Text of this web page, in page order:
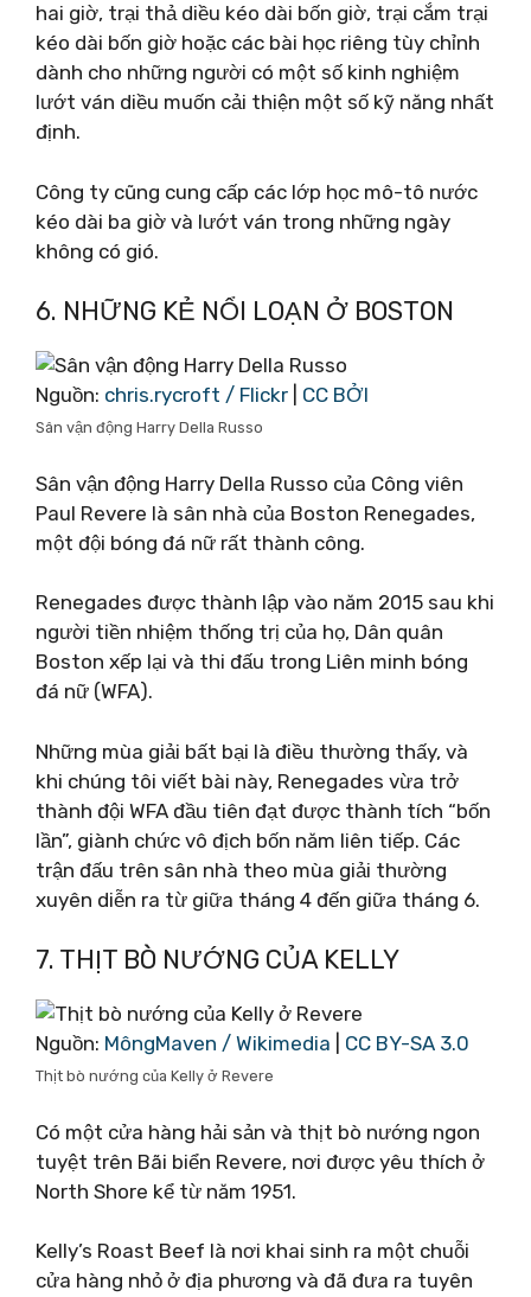
hai giờ, trại thả diều kéo dài bốn giờ, trại cắm trại
kéo dài bốn giờ hoặc các bài học riêng tùy chỉnh
dành cho những người có một số kinh nghiệm
lướt ván diều muốn cải thiện một số kỹ năng nhất
định.
Công ty cũng cung cấp các lớp học mô-tô nước
kéo dài ba giờ và lướt ván trong những ngày
không có gió.
6. NHỮNG KẺ NỔI LOẠN Ở BOSTON
Nguồn: chris.rycroft / Flickr CC BỞI
Sân vận động Harry Della Russo
Sân vận động Harry Della Russo của Công viên
Paul Revere là sân nhà của Boston Renegades,
một đội bóng đá nữ rất thành công.
Renegades được thành lập vào năm 2015 sau khi
người tiền nhiệm thống trị của họ, Dân quân
Boston xếp lại và thi đấu trong Liên minh bóng
đá nữ (WFA).
Những mùa giải bất bại là điều thường thấy, và
khi chúng tôi viết bài này, Renegades vừa trở
thành đội WFA đầu tiên đạt được thành tích “bốn
lần”, giành chức vô địch bốn năm liên tiếp. Các
trận đấu trên sân nhà theo mùa giải thường
xuyên diễn ra từ giữa tháng 4 đến giữa tháng 6.
7. THỊT BÒ NƯỚNG CỦA KELLY
Nguồn: MôngMaven / Wikimedia CC BY-SA 3.0
Thịt bò nướng của Kelly ở Revere
Có một cửa hàng hải sản và thịt bò nướng ngon
tuyệt trên Bãi biển Revere, nơi được yêu thích ở
North Shore kể từ năm 1951.
Kelly’s Roast Beef là nơi khai sinh ra một chuỗi
cửa hàng nhỏ ở địa phương và đã đưa ra tuyên